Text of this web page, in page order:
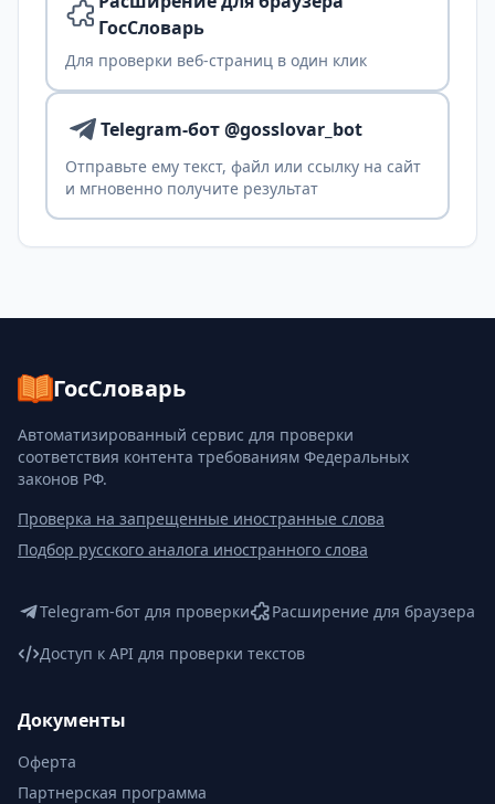
ГосСловарь
Для проверки веб-страниц в один клик
Telegram-бот @gosslovar_bot
Отправьте ему текст, файл или ссылку на сайт
и мгновенно получите результат
ГосСловарь
Автоматизированный сервис для проверки
соответствия контента требованиям Федеральных
законов РФ.
Проверка на запрещенные иностранные слова
Подбор русского аналога иностранного слова
Telegram-бот для проверки
Расширение для браузера
Доступ к API для проверки текстов
Документы
Оферта
Партнерская программа